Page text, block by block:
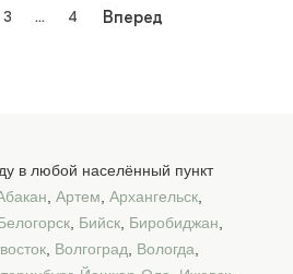
3 ... 4 Вперед
в любой населённый пункт
Артем Архангельск
Бийск Биробиджан
Волгоград Вологда